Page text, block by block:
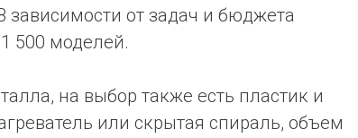
от задач и бюджета
500 моделей.
на выбор также есть пластик и
или скрытая спираль, объем